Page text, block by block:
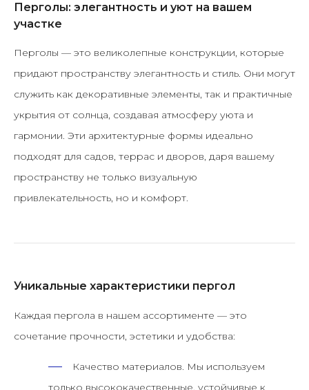
Перголы: элегантность и уют на вашем
участке
Перголы — это великолепные конструкции, которые
придают пространству элегантность и стиль. Они могут
служить как декоративные элементы, так и практичные
укрытия от солнца, создавая атмосферу уюта и
гармонии. Эти архитектурные формы идеально
подходят для садов, террас и дворов, даря вашему
пространству не только визуальную
привлекательность, но и комфорт.
Уникальные характеристики пергол
Каждая пергола в нашем ассортименте — это
сочетание прочности, эстетики и удобства:
Качество материалов. Мы используем
только высококачественные, устойчивые к